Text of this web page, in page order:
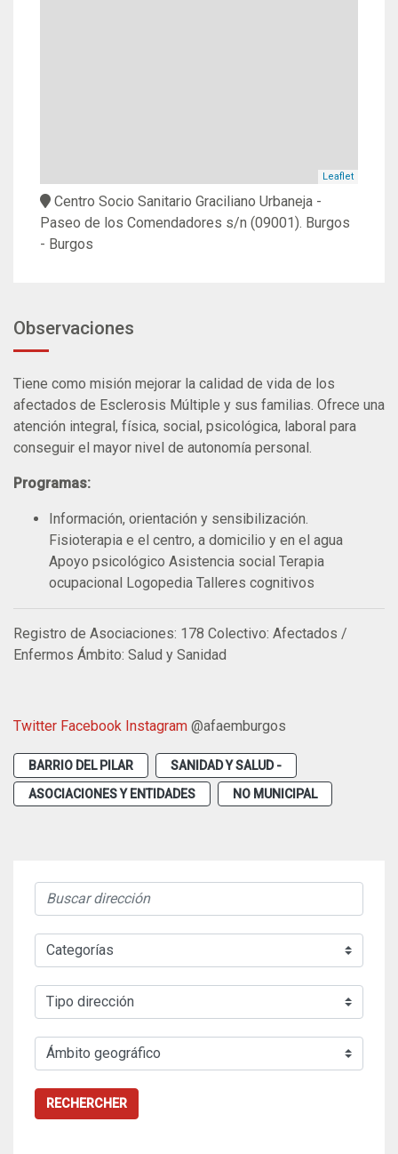
Leaflet
Centro Socio Sanitario Graciliano Urbaneja -
Paseo de los Comendadores s/n (09001). Burgos
- Burgos
Observaciones
Tiene como misión mejorar la calidad de vida de los
afectados de Esclerosis Múltiple y sus familias. Ofrece una
atención integral, física, social, psicológica, laboral para
conseguir el mayor nivel de autonomía personal.
Programas:
Información, orientación y sensibilización.
Fisioterapia e el centro, a domicilio y en el agua
Apoyo psicológico Asistencia social Terapia
ocupacional Logopedia Talleres cognitivos
Registro de Asociaciones: 178 Colectivo: Afectados /
Enfermos Ámbito: Salud y Sanidad
Twitter Facebook Instagram @afaemburgos
BARRIO DEL PILAR
SANIDAD Y SALUD -
ASOCIACIONES Y ENTIDADES
NO MUNICIPAL
RECHERCHER